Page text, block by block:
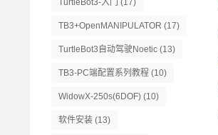
TurtleBot3-入门 (17)
TB3+OpenMANIPULATOR (17)
TurtleBot3自动驾驶Noetic (13)
TB3-PC端配置系列教程 (10)
WidowX-250s(6DOF) (10)
软件安装 (13)